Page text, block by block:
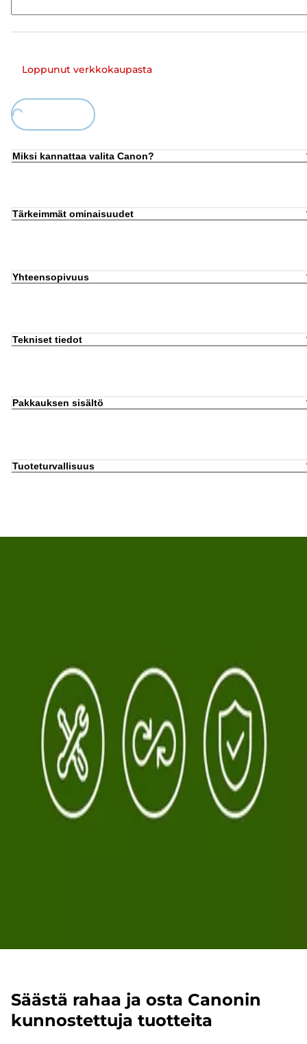
Loppunut verkkokaupasta
Loading...
Miksi kannattaa valita Canon?
Tärkeimmät ominaisuudet
Yhteensopivuus
Tekniset tiedot
Pakkauksen sisältö
Tuoteturvallisuus
Säästä rahaa ja osta Canonin
kunnostettuja tuotteita